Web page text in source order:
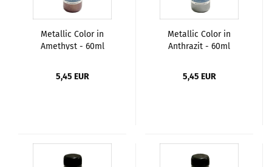
Metallic Color in
Amethyst - 60ml
5,45 EUR
Metallic Color in
Anthrazit - 60ml
5,45 EUR